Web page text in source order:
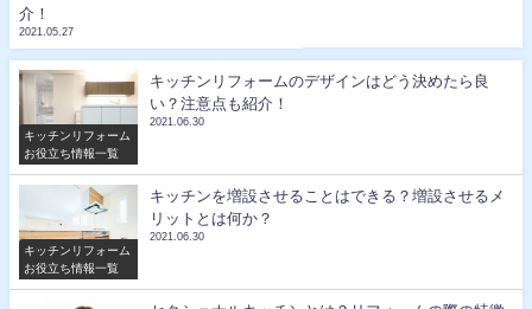
介！
2021.05.27
キッチンリフォーム
お役立ち情報一覧
キッチンリフォームのデザインはどう決めたら良
い？注意点も紹介！
2021.06.30
キッチンリフォーム
お役立ち情報一覧
キッチンを増設させることはできる？増設させるメ
リットとは何か？
2021.06.30